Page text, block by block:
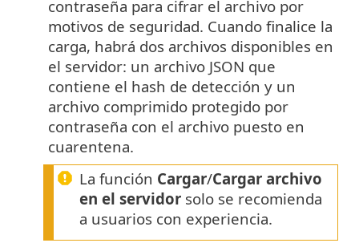
contraseña para cifrar el archivo por
motivos de seguridad. Cuando finalice la
carga, habrá dos archivos disponibles en
el servidor: un archivo JSON que
contiene el hash de detección y un
archivo comprimido protegido por
contraseña con el archivo puesto en
cuarentena.
La función Cargar/Cargar archivo
en el servidor solo se recomienda
a usuarios con experiencia.